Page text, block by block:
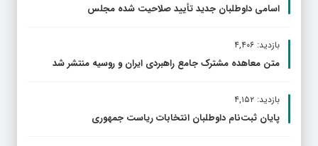
اسامی داوطلبان جدید تأیید صلاحیت شده مجلس
بازدید: ۴,۴۰۶
متن معاهده مشترک جامع راهبردی ایران و روسیه منتشر شد
بازدید: ۴,۱۵۲
پایان ثبت‌نام داوطلبان انتخابات ریاست جمهوری